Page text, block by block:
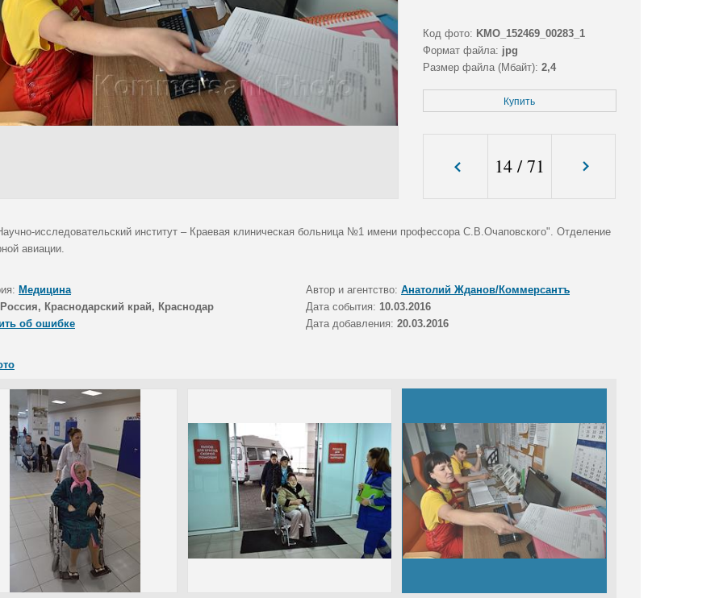
Код фото: KMO_152469_00283_1
Формат файла: jpg
Размер файла (Мбайт): 2,4
Купить
14/71
исследовательский институт – Краевая клиническая больница №1 имени профессора С.В.Очаповского". Отделение
авиации.
Медицина Автор и агентство: Анатолий Жданов/Коммерсантъ
Россия, Краснодарский край, Краснодар Дата события: 10.03.2016
об ошибке
Дата добавления: 20.03.2016